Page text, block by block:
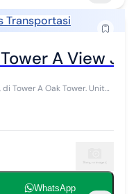
Transportasi
A View
di Tower A Oak Tower. Unit
hangat saat sore.
WhatsApp